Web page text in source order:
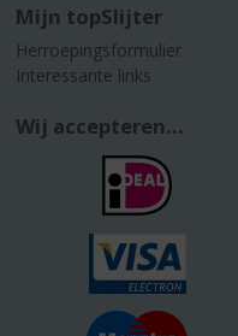
Mijn topSlijter
Herroepingsformulier
Interessante links
Wij accepteren...